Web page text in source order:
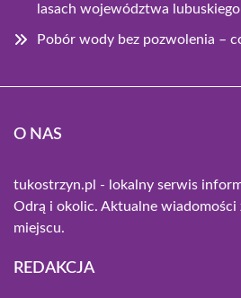
lasach województwa lubuskiego
Pobór wody bez pozwolenia –
O NAS
tukostrzyn.pl - lokalny serwis
Odrą i okolic. Aktualne wiadomości
miejscu.
REDAKCJA